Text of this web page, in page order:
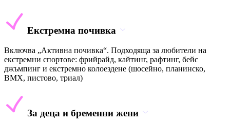
Екстремна почивка
Включва „Активна почивка“. Подходяща за любители на
екстремни спортове: фрийрайд, кайтинг, рафтинг, бейс
джъмпинг и екстремно колоездене (шосейно, планинско,
BMX, пистово, триал)
За деца и бременни жени